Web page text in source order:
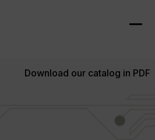
Download our catalog in PDF